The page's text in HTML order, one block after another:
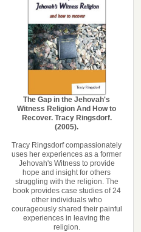
The Gap in the Jehovah's
Witness Religion And How to
Recover. Tracy Ringsdorf.
(2005).
Tracy Ringsdorf compassionately
uses her experiences as a former
Jehovah's Witness to provide
hope and insight for others
struggling with the religion. The
book provides case studies of 24
other individuals who
courageously shared their painful
experiences in leaving the
religion.